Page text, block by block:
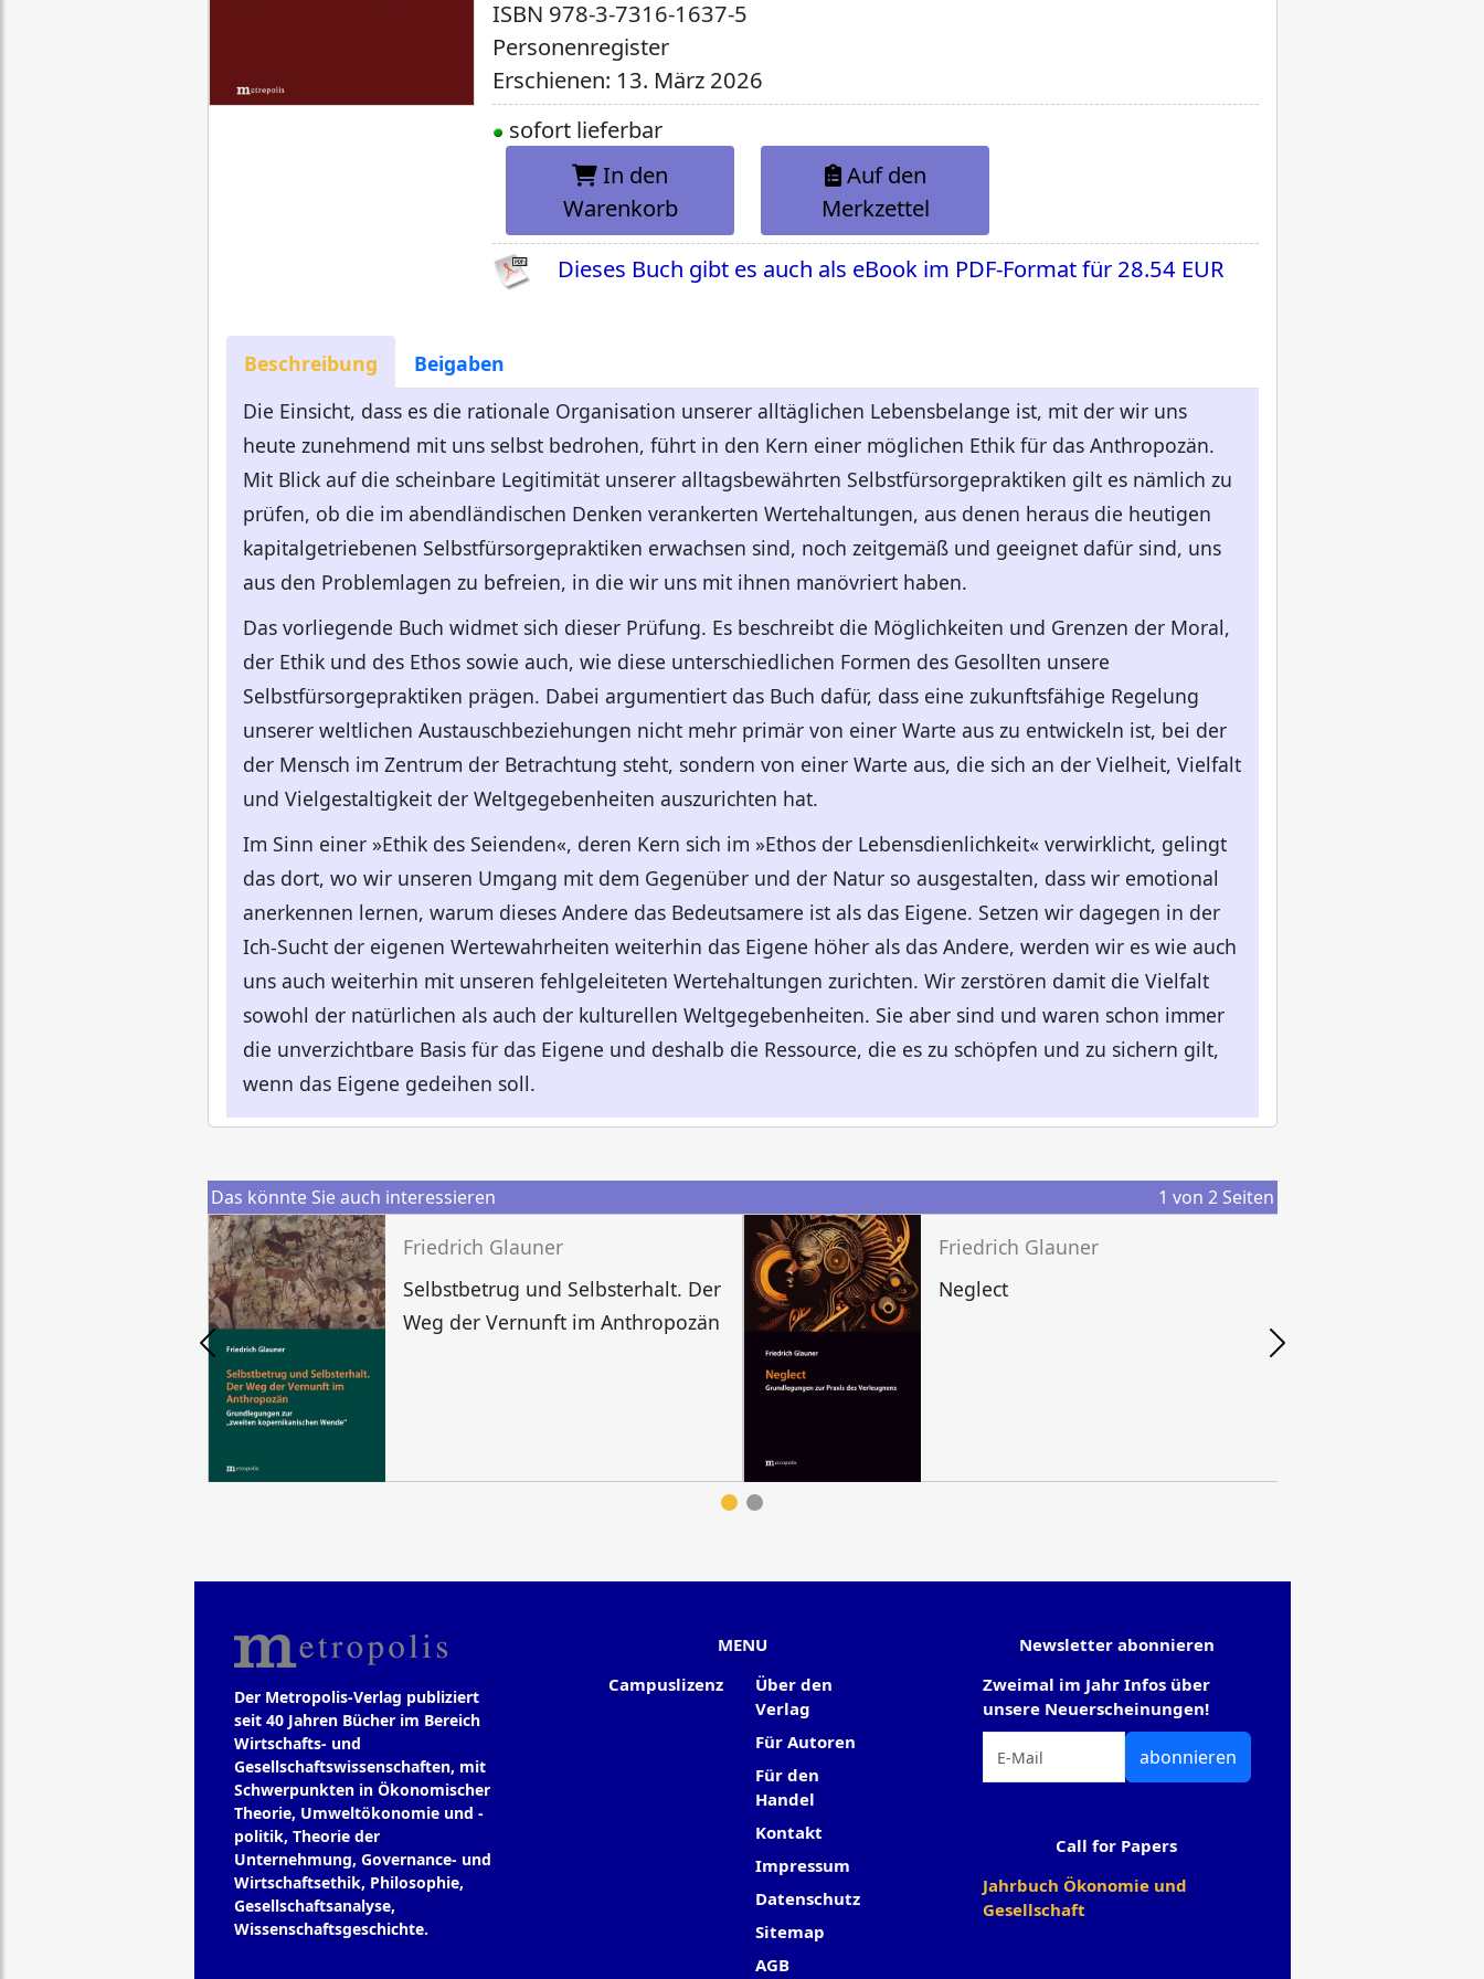
ISBN 978-3-7316-1637-5
Personenregister
Erschienen: 13. März 2026
sofort lieferbar
In den
Warenkorb
Auf den
Merkzettel
Dieses Buch gibt es auch als eBook im PDF-Format für 28.54 EUR
Beschreibung
Beigaben
Die Einsicht, dass es die rationale Organisation unserer alltäglichen Lebensbelange ist, mit der wir uns
heute zunehmend mit uns selbst bedrohen, führt in den Kern einer möglichen Ethik für das Anthropozän.
Mit Blick auf die scheinbare Legitimität unserer alltagsbewährten Selbstfürsorgepraktiken gilt es nämlich zu
prüfen, ob die im abendländischen Denken verankerten Wertehaltungen, aus denen heraus die heutigen
kapitalgetriebenen Selbstfürsorgepraktiken erwachsen sind, noch zeitgemäß und geeignet dafür sind, uns
aus den Problemlagen zu befreien, in die wir uns mit ihnen manövriert haben.
Das vorliegende Buch widmet sich dieser Prüfung. Es beschreibt die Möglichkeiten und Grenzen der Moral,
der Ethik und des Ethos sowie auch, wie diese unterschiedlichen Formen des Gesollten unsere
Selbstfürsorgepraktiken prägen. Dabei argumentiert das Buch dafür, dass eine zukunftsfähige Regelung
unserer weltlichen Austauschbeziehungen nicht mehr primär von einer Warte aus zu entwickeln ist, bei der
der Mensch im Zentrum der Betrachtung steht, sondern von einer Warte aus, die sich an der Vielheit, Vielfalt
und Vielgestaltigkeit der Weltgegebenheiten auszurichten hat.
Im Sinn einer »Ethik des Seienden«, deren Kern sich im »Ethos der Lebensdienlichkeit« verwirklicht, gelingt
das dort, wo wir unseren Umgang mit dem Gegenüber und der Natur so ausgestalten, dass wir emotional
anerkennen lernen, warum dieses Andere das Bedeutsamere ist als das Eigene. Setzen wir dagegen in der
Ich-Sucht der eigenen Wertewahrheiten weiterhin das Eigene höher als das Andere, werden wir es wie auch
uns auch weiterhin mit unseren fehlgeleiteten Wertehaltungen zurichten. Wir zerstören damit die Vielfalt
sowohl der natürlichen als auch der kulturellen Weltgegebenheiten. Sie aber sind und waren schon immer
die unverzichtbare Basis für das Eigene und deshalb die Ressource, die es zu schöpfen und zu sichern gilt,
wenn das Eigene gedeihen soll.
Das könnte Sie auch interessieren 1 von 2Seiten
Friedrich Glauner
Selbstbetrug und Selbsterhalt. Der
Weg der Vernunft im Anthropozän
Friedrich Glauner
Neglect
Der Metropolis-Verlag publiziert
seit 40 Jahren Bücher im Bereich
Wirtschafts- und
Gesellschaftswissenschaften, mit
Schwerpunkten in Ökonomischer
Theorie, Umweltökonomie und -
politik, Theorie der
Unternehmung, Governance- und
Wirtschaftsethik, Philosophie,
Gesellschaftsanalyse,
Wissenschaftsgeschichte.
MENU
Campuslizenz
Über den
Verlag
Für Autoren
Für den
Handel
Kontakt
Impressum
Datenschutz
Sitemap
AGB
Newsletter abonnieren
Zweimal im Jahr Infos über
unsere Neuerscheinungen!
abonnieren
Call for Papers
Jahrbuch Ökonomie und
Gesellschaft